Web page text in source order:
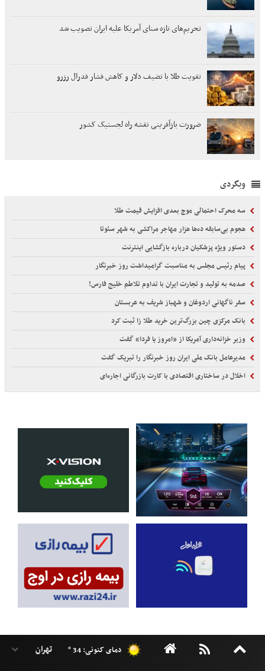
تحریم‌های تازه سنای آمریکا علیه ایران تصویب شد
تقویت طلا با تضیف دلار و کاهش فشار فدرال رزرو
ضرورت بازآفرینی نقشه راه لجستیک کشور
وبگردی
سه محرک احتمالی موج بعدی افزایش قیمت طلا
هجوم بی‌سابقه ده‌ها هزار مهاجر مراکشی به شهر سئوتا
دستور ویژه پزشکیان درباره بازگشایی اینترنت
پیام رئیس مجلس به مناسبت گرامیداشت روز خبرنگار
صدمه به تولید و تجارت ایران با تداوم تلاطم خلیج فارس!
سفر ناگهانی اردوغان و شهباز شریف به عربستان
بانک مرکزی چین بزرگ‌ترین خرید طلا زا ثبت کرد
وزیر خزانه‌داری آمریکا از «امروز یا فردا» گفت
مدیرعامل بانک ملی ایران روز خبرنگار را تبریک گفت
اخلال در ساختاری اقتصادی با کارت‌ بازرگانی اجاره‌ای
دمای کنونی: 34 °